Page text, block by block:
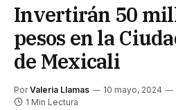
Invertirán 50
pesos en la
de Mexicali
Por Valeria Llamas 10 mayo, 2024
1 Min Lectura